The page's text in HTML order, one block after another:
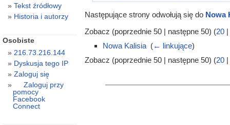
Następujące strony odwołują się do Nowa
Zobacz (poprzednie 50 | następne 50) (20|
Nowa Kalisia‎ (← linkujące)
Zobacz (poprzednie 50 | następne 50) (20|
Tekst źródłowy
Historia i autorzy
Osobiste
216.73.216.144
Dyskusja tego IP
Zaloguj się
Zaloguj przy
pomocy
Facebook
Connect